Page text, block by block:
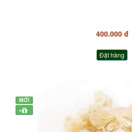
400.000 đ
Đặt hàng
MỚI
+